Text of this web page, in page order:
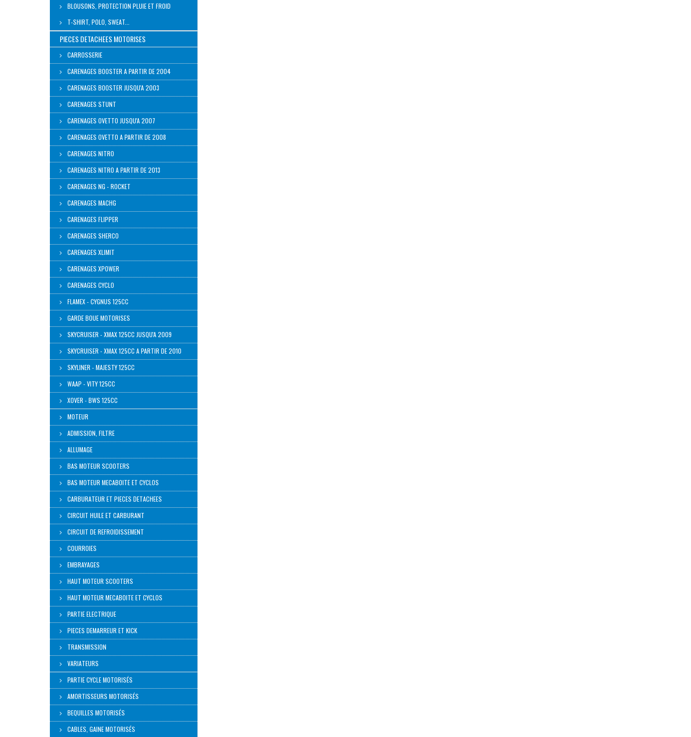
BLOUSONS, PROTECTION PLUIE ET FROID
T-SHIRT, POLO, SWEAT...
PIECES DETACHEES MOTORISES
CARROSSERIE
CARENAGES BOOSTER A PARTIR DE 2004
CARENAGES BOOSTER JUSQU'A 2003
CARENAGES STUNT
CARENAGES OVETTO JUSQU'A 2007
CARENAGES OVETTO A PARTIR DE 2008
CARENAGES NITRO
CARENAGES NITRO A PARTIR DE 2013
CARENAGES NG - ROCKET
CARENAGES MACHG
CARENAGES FLIPPER
CARENAGES SHERCO
CARENAGES XLIMIT
CARENAGES XPOWER
CARENAGES CYCLO
FLAMEX - CYGNUS 125CC
GARDE BOUE MOTORISES
SKYCRUISER - XMAX 125CC JUSQU'A 2009
SKYCRUISER - XMAX 125CC A PARTIR DE 2010
SKYLINER - MAJESTY 125CC
WAAP - VITY 125CC
XOVER - BWS 125CC
MOTEUR
ADMISSION, FILTRE
ALLUMAGE
BAS MOTEUR SCOOTERS
BAS MOTEUR MECABOITE ET CYCLOS
CARBURATEUR ET PIECES DETACHEES
CIRCUIT HUILE ET CARBURANT
CIRCUIT DE REFROIDISSEMENT
COURROIES
EMBRAYAGES
HAUT MOTEUR SCOOTERS
HAUT MOTEUR MECABOITE ET CYCLOS
PARTIE ELECTRIQUE
PIECES DEMARREUR ET KICK
TRANSMISSION
VARIATEURS
PARTIE CYCLE MOTORISÉS
AMORTISSEURS MOTORISÉS
BEQUILLES MOTORISÉS
CABLES, GAINE MOTORISÉS